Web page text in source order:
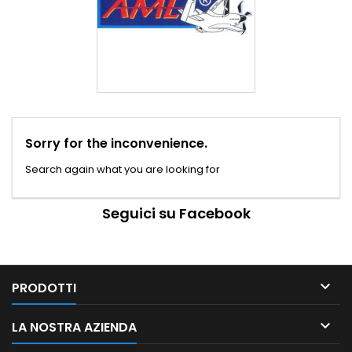
Sorry for the inconvenience.
Search again what you are looking for
Seguici su Facebook
PRODOTTI 
LA NOSTRA AZIENDA 